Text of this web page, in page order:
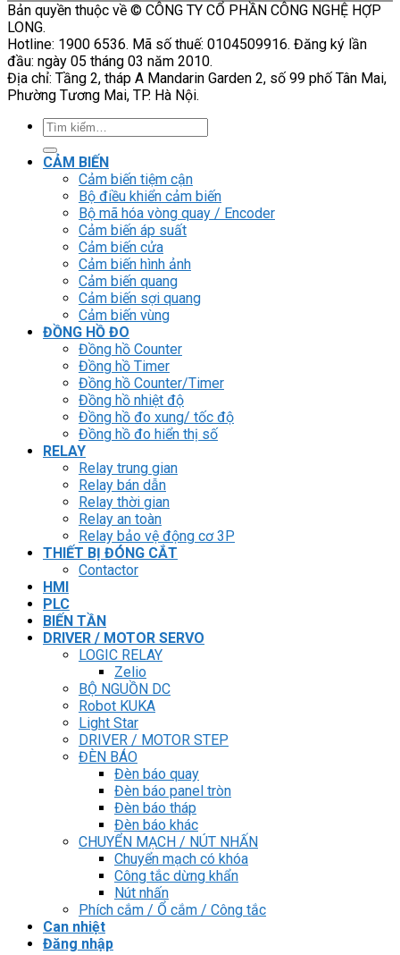
Bản quyền thuộc về © CÔNG TY CỔ PHẦN CÔNG NGHỆ HỢP
LONG.
Hotline: 1900 6536. Mã số thuế: 0104509916. Đăng ký lần
đầu: ngày 05 tháng 03 năm 2010.
Địa chỉ: Tầng 2, tháp A Mandarin Garden 2, số 99 phố Tân Mai,
Phường Tương Mai, TP. Hà Nội.
Tìm
kiếm:
CẢM BIẾN
Cảm biến tiệm cận
Bộ điều khiển cảm biến
Bộ mã hóa vòng quay / Encoder
Cảm biến áp suất
Cảm biến cửa
Cảm biến hình ảnh
Cảm biến quang
Cảm biến sợi quang
Cảm biến vùng
ĐỒNG HỒ ĐO
Đồng hồ Counter
Đồng hồ Timer
Đồng hồ Counter/Timer
Đồng hồ nhiệt độ
Đồng hồ đo xung/ tốc độ
Đồng hồ đo hiển thị số
RELAY
Relay trung gian
Relay bán dẫn
Relay thời gian
Relay an toàn
Relay bảo vệ động cơ 3P
THIẾT BỊ ĐÓNG CẮT
Contactor
HMI
PLC
BIẾN TẦN
DRIVER / MOTOR SERVO
LOGIC RELAY
Zelio
BỘ NGUỒN DC
Robot KUKA
Light Star
DRIVER / MOTOR STEP
ĐÈN BÁO
Đèn báo quay
Đèn báo panel tròn
Đèn báo tháp
Đèn báo khác
CHUYỂN MẠCH / NÚT NHẤN
Chuyển mạch có khóa
Công tắc dừng khẩn
Nút nhấn
Phích cắm / Ổ cắm / Công tắc
Can nhiệt
Đăng nhập